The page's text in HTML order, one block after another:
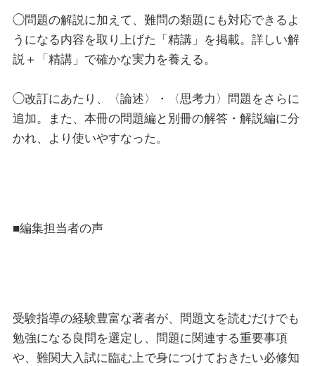
◯問題の解説に加えて、難問の類題にも対応できるよ
うになる内容を取り上げた「精講」を掲載。詳しい解
説＋「精講」で確かな実力を養える。
◯改訂にあたり、〈論述〉・〈思考力〉問題をさらに
追加。また、本冊の問題編と別冊の解答・解説編に分
かれ、より使いやすなった。
■編集担当者の声
受験指導の経験豊富な著者が、問題文を読むだけでも
勉強になる良問を選定し、問題に関連する重要事項
や、難関大入試に臨む上で身につけておきたい必修知